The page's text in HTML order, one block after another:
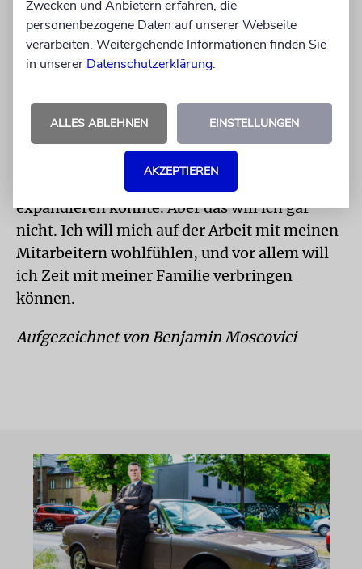
darunter portable externe Reiseakkus für
Kameras und Laptops. Dennoch bleibt meine
Frau bei uns die Großverdienerin. Deshalb
nach ihr. Damit wir trotzdem beide arbeiten
können, haben wir eine Babysitterin, die uns
zweimal in der Woche unterstützt.
Momentan läuft die Firma so gut, dass ich
expandieren könnte. Aber das will ich gar
nicht. Ich will mich auf der Arbeit mit meinen
Mitarbeitern wohlfühlen, und vor allem will
ich Zeit mit meiner Familie verbringen
können.
Aufgezeichnet von Benjamin Moscovici
Zwecken und Anbietern erfahren, die
personenbezogene Daten auf unserer Webseite
verarbeiten. Weitergehende Informationen finden Sie
in unserer Datenschutzerklärung.
ALLES ABLEHNEN EINSTELLUNGEN
AKZEPTIEREN